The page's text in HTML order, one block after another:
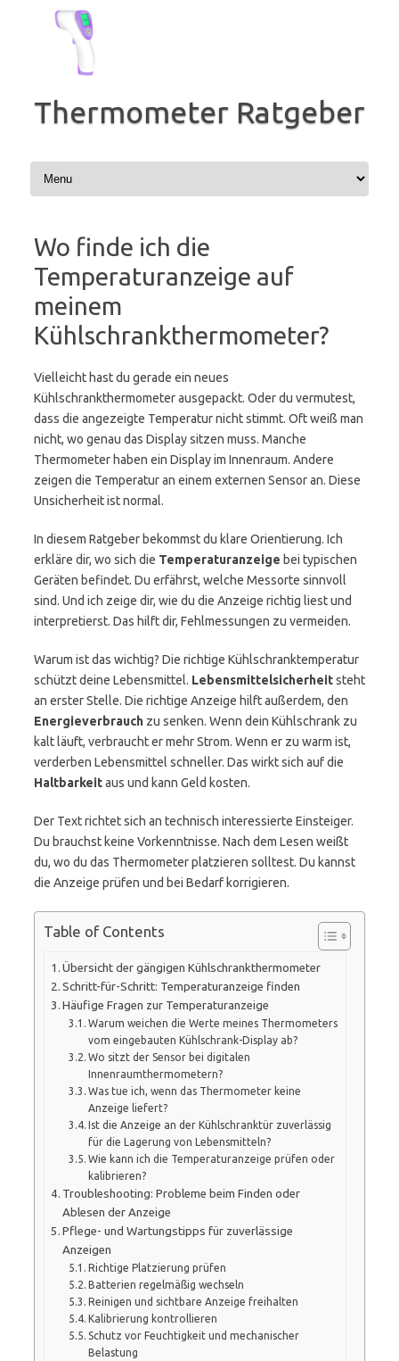
springen
Thermometer Ratgeber
Wo finde ich die
Temperaturanzeige auf
meinem
Kühlschrankthermometer?
Vielleicht hast du gerade ein neues
Kühlschrankthermometer ausgepackt. Oder du vermutest,
dass die angezeigte Temperatur nicht stimmt. Oft weiß man
nicht, wo genau das Display sitzen muss. Manche
Thermometer haben ein Display im Innenraum. Andere
zeigen die Temperatur an einem externen Sensor an. Diese
Unsicherheit ist normal.
In diesem Ratgeber bekommst du klare Orientierung. Ich
erkläre dir, wo sich die Temperaturanzeige bei typischen
Geräten befindet. Du erfährst, welche Messorte sinnvoll
sind. Und ich zeige dir, wie du die Anzeige richtig liest und
interpretierst. Das hilft dir, Fehlmessungen zu vermeiden.
Warum ist das wichtig? Die richtige Kühlschranktemperatur
schützt deine Lebensmittel. Lebensmittelsicherheitsteht
an erster Stelle. Die richtige Anzeige hilft außerdem, den
Energieverbrauch zu senken. Wenn dein Kühlschrank zu
kalt läuft, verbraucht er mehr Strom. Wenn er zu warm ist,
verderben Lebensmittel schneller. Das wirkt sich auf die
Haltbarkeitaus und kann Geld kosten.
Der Text richtet sich an technisch interessierte Einsteiger.
Du brauchst keine Vorkenntnisse. Nach dem Lesen weißt
du, wo du das Thermometer platzieren solltest. Du kannst
die Anzeige prüfen und bei Bedarf korrigieren.
Table of Contents
Übersicht der gängigen Kühlschrankthermometer
Schritt-für-Schritt: Temperaturanzeige finden
Häufige Fragen zur Temperaturanzeige
Warum weichen die Werte meines Thermometers
vom eingebauten Kühlschrank-Display ab?
Wo sitzt der Sensor bei digitalen
Innenraumthermometern?
Was tue ich, wenn das Thermometer keine
Anzeige liefert?
Ist die Anzeige an der Kühlschranktür zuverlässig
für die Lagerung von Lebensmitteln?
Wie kann ich die Temperaturanzeige prüfen oder
kalibrieren?
Troubleshooting: Probleme beim Finden oder
Ablesen der Anzeige
Pflege- und Wartungstipps für zuverlässige
Anzeigen
Richtige Platzierung prüfen
Batterien regelmäßig wechseln
Reinigen und sichtbare Anzeige freihalten
Kalibrierung kontrollieren
Schutz vor Feuchtigkeit und mechanischer
Belastung